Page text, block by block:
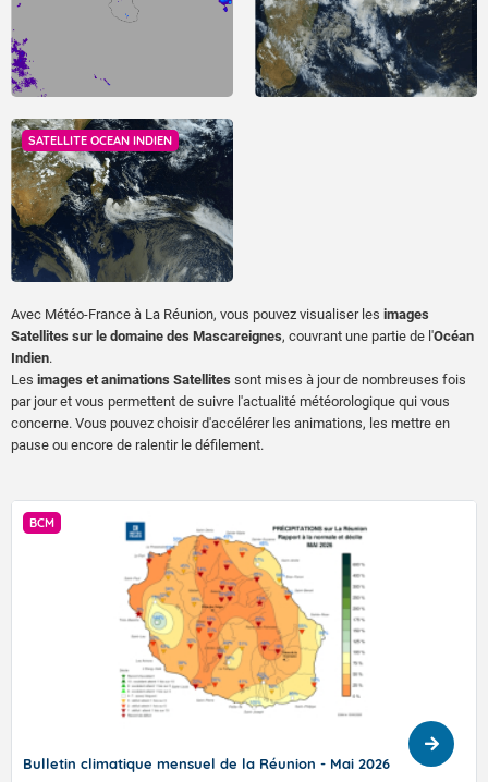
SATELLITE OCEAN INDIEN
Avec Météo-France à La Réunion, vous pouvez visualiser les images
Satellites sur le domaine des Mascareignes, couvrant une partie de l'Océan
Indien.
Les images et animations Satellites sont mises à jour de nombreuses fois
par jour et vous permettent de suivre l'actualité météorologique qui vous
concerne. Vous pouvez choisir d'accélérer les animations, les mettre en
pause ou encore de ralentir le défilement.
PRÉVISION SAISONNIÈRE
Prévision Saisonnière - La Réunion - Juillet 2026